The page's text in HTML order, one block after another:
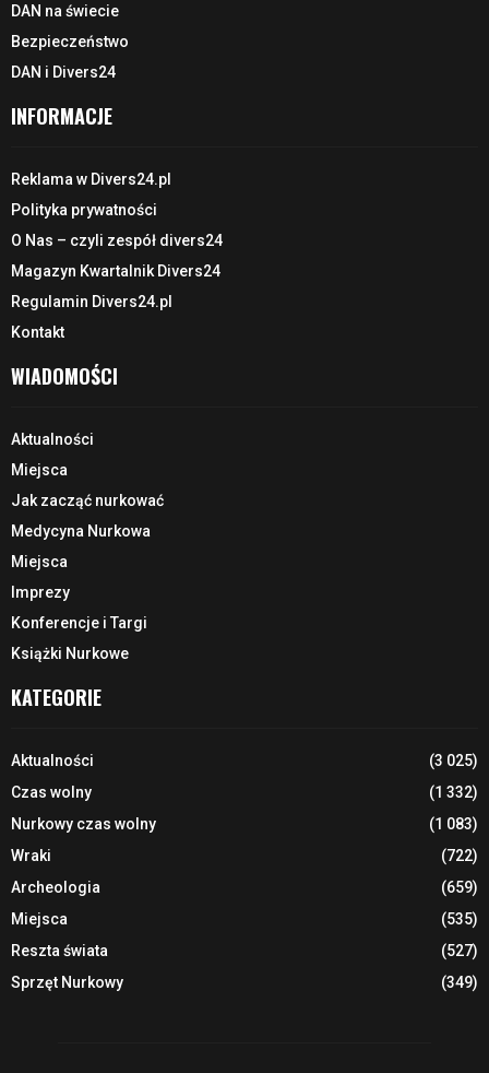
DAN na świecie
Bezpieczeństwo
DAN i Divers24
INFORMACJE
Reklama w Divers24.pl
Polityka prywatności
O Nas – czyli zespół divers24
Magazyn Kwartalnik Divers24
Regulamin Divers24.pl
Kontakt
WIADOMOŚCI
Aktualności
Miejsca
Jak zacząć nurkować
Medycyna Nurkowa
Miejsca
Imprezy
Konferencje i Targi
Książki Nurkowe
KATEGORIE
Aktualności
(3 025)
Czas wolny
(1 332)
Nurkowy czas wolny
(1 083)
Wraki
(722)
Archeologia
(659)
Miejsca
(535)
Reszta świata
(527)
Sprzęt Nurkowy
(349)